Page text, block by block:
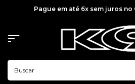
Pague em até 6x sem juros